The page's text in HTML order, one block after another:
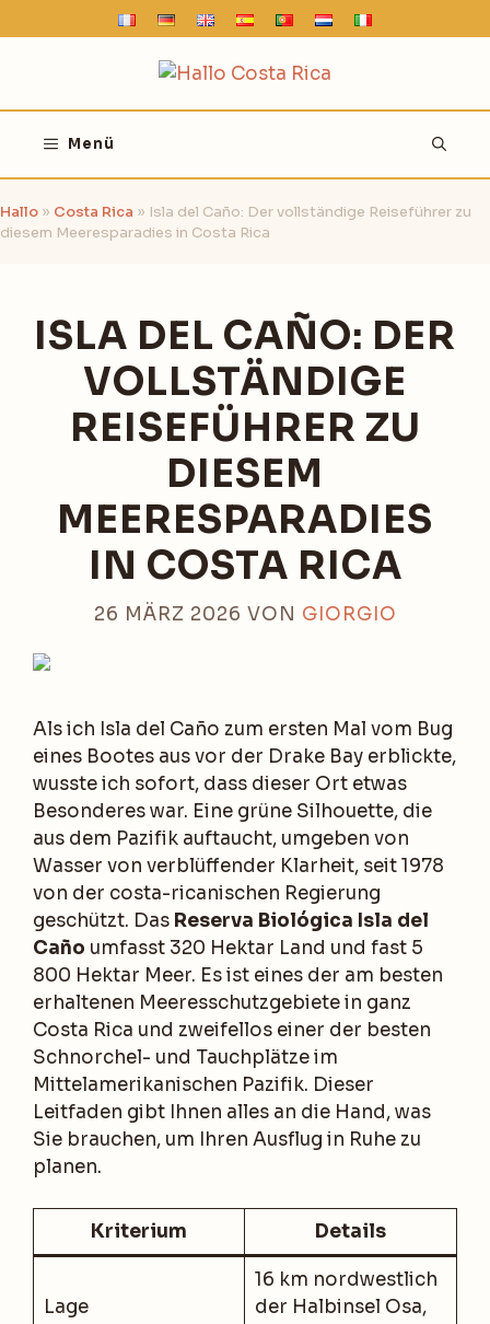
Inhalt
Menü
Hallo » Costa Rica » Isla del Caño: Der vollständige Reiseführer zu
diesem Meeresparadies in Costa Rica
ISLA DEL CAÑO: DER
VOLLSTÄNDIGE
REISEFÜHRER ZU
DIESEM
MEERESPARADIES
IN COSTA RICA
26 MÄRZ 2026 VON GIORGIO
Als ich Isla del Caño zum ersten Mal vom Bug
eines Bootes aus vor der Drake Bay erblickte,
wusste ich sofort, dass dieser Ort etwas
Besonderes war. Eine grüne Silhouette, die
aus dem Pazifik auftaucht, umgeben von
Wasser von verblüffender Klarheit, seit 1978
von der costa-ricanischen Regierung
geschützt. Das Reserva Biológica Isla del
Caño umfasst 320 Hektar Land und fast 5
800 Hektar Meer. Es ist eines der am besten
erhaltenen Meeresschutzgebiete in ganz
Costa Rica und zweifellos einer der besten
Schnorchel- und Tauchplätze im
Mittelamerikanischen Pazifik. Dieser
Leitfaden gibt Ihnen alles an die Hand, was
Sie brauchen, um Ihren Ausflug in Ruhe zu
planen.
Kriterium Details
Lage
16 km nordwestlich
der Halbinsel Osa,